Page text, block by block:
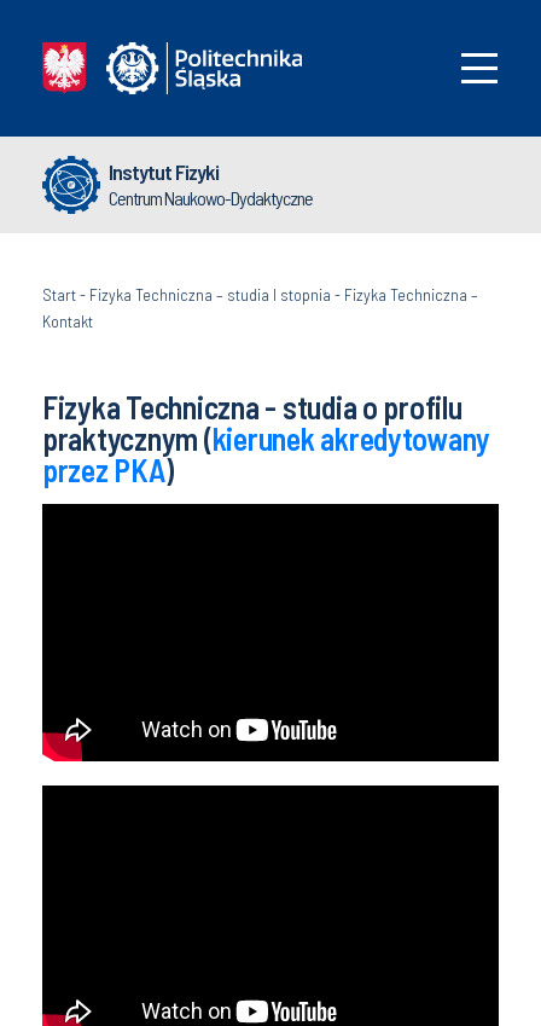
Instytut Fizyki
Centrum Naukowo-Dydaktyczne
Start- Fizyka Techniczna – studia I stopnia - Fizyka Techniczna –
Kontakt
Fizyka Techniczna - studia o profilu
praktycznym (kierunek akredytowany
przez PKA)